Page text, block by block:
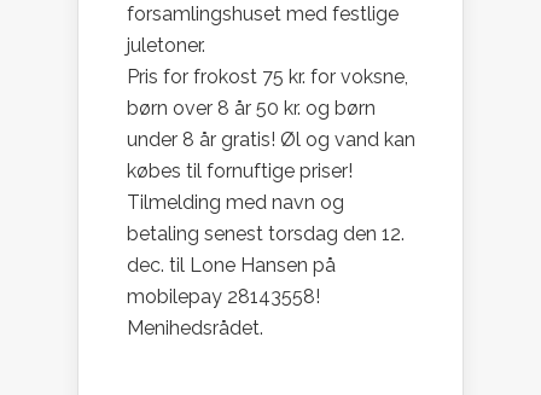
forsamlingshuset med festlige
juletoner.
Pris for frokost 75 kr. for voksne,
børn over 8 år 50 kr. og børn
under 8 år gratis! Øl og vand kan
købes til fornuftige priser!
Tilmelding med navn og
betaling senest torsdag den 12.
dec. til Lone Hansen på
mobilepay 28143558!
Menihedsrådet.